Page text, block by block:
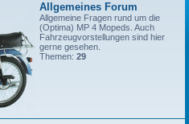
Allgemeines Forum
Allgemeine Fragen rund um die
(Optima) MP 4 Mopeds. Auch
Fahrzeugvorstellungen sind hier
gerne gesehen.
Themen: 29